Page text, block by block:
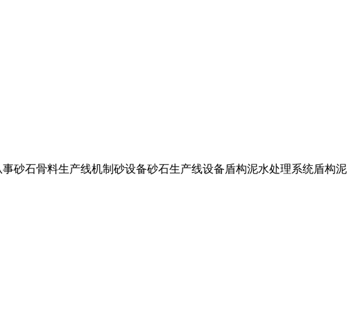
砂石骨料生产线机制砂设备砂石生产线设备盾构泥水处理系统盾构泥